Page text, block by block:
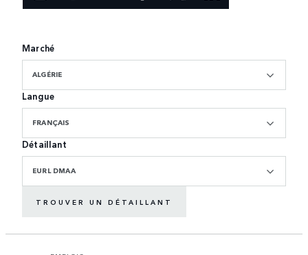
Marché
ALGÉRIE
Langue
FRANÇAIS
Détaillant
EURL DMAA
TROUVER UN DÉTAILLANT